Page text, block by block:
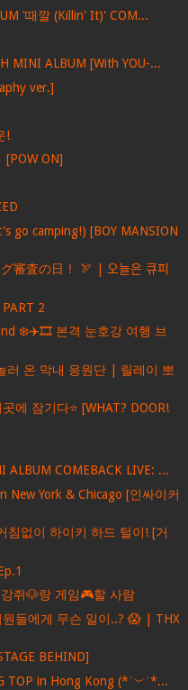
'때깔 (Killin' It)' COM...
MINI ALBUM [With YOU-...
ver.]
!
[POW ON]
go camping!) [BOY MANSION
の日！ 🏹 | 오늘은 큐피
2
❄️✈️🎞️ 본격 눈호강 여행 브
러 온 막내 응원단 | 릴레이 뽀
에 잠기다⭐️ [WHAT? DOOR!
COMEBACK LIVE: ...
New York & Chicago [인싸이커
침없이 하이키 하드 털이! [거
쥐🐶랑 게임🎮할 사람
들에게 무슨 일이..? 😱 | THX
BEHIND]
TOP in Hong Kong (*˙︶˙*...